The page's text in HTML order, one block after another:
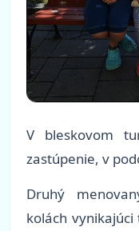
V bleskovom
zastúpenie, v
Druhý
kolách